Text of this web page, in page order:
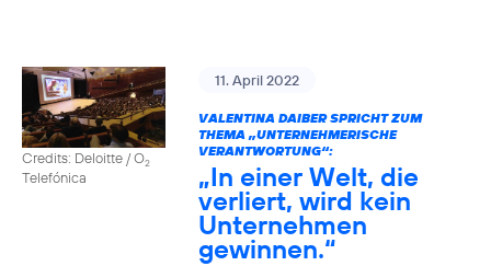
Credits: Deloitte / O2
Telefónica
11. April 2022
VALENTINA DAIBER SPRICHT ZUM
THEMA „UNTERNEHMERISCHE
VERANTWORTUNG“:
„In einer Welt, die
verliert, wird kein
Unternehmen
gewinnen.“